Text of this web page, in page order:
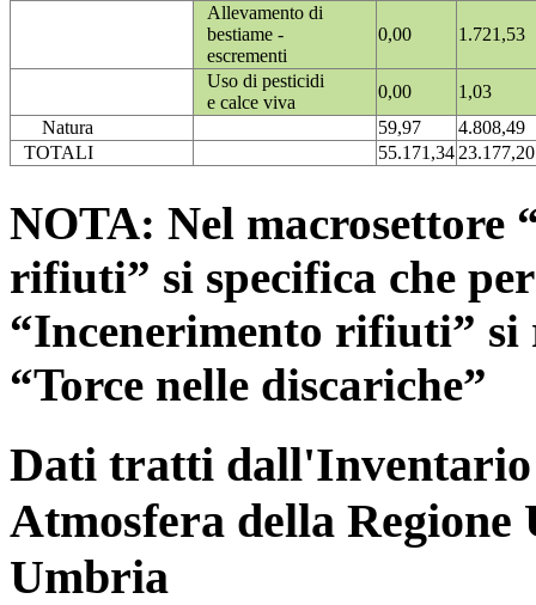
Allevamento di
bestiame -
escrementi
0,00 1.721,53
Uso di pesticidi
e calce viva
0,00
1,03
Natura
59,97
4.808,49
TOTALI
55.171,3423.177,20
NOTA: Nel macrosettore
rifiuti” si specifica che
“Incenerimento rifiuti”
“Torce nelle discariche”
Dati tratti dall'Inventario
Atmosfera della
Umbria